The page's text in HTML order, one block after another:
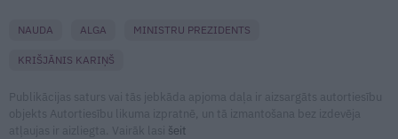
NAUDA ALGA MINISTRU PREZIDENTS
KRIŠJĀNIS KARIŅŠ
Publikācijas saturs vai tās jebkāda apjoma daļa ir aizsargāts autortiesību
objekts Autortiesību likuma izpratnē, un tā izmantošana bez izdevēja
atļaujas ir aizliegta. Vairāk lasi šeit